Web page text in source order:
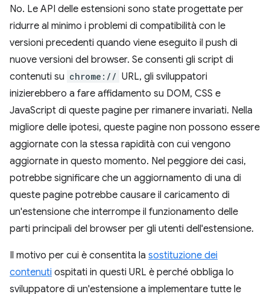
No. Le API delle estensioni sono state progettate per
ridurre al minimo i problemi di compatibilità con le
versioni precedenti quando viene eseguito il push di
nuove versioni del browser. Se consenti gli script di
contenuti su chrome:// URL, gli sviluppatori
inizierebbero a fare affidamento su DOM, CSS e
JavaScript di queste pagine per rimanere invariati. Nella
migliore delle ipotesi, queste pagine non possono essere
aggiornate con la stessa rapidità con cui vengono
aggiornate in questo momento. Nel peggiore dei casi,
potrebbe significare che un aggiornamento di una di
queste pagine potrebbe causare il caricamento di
un'estensione che interrompe il funzionamento delle
parti principali del browser per gli utenti dell'estensione.
Il motivo per cui è consentita la sostituzione dei
contenuti ospitati in questi URL è perché obbliga lo
sviluppatore di un'estensione a implementare tutte le